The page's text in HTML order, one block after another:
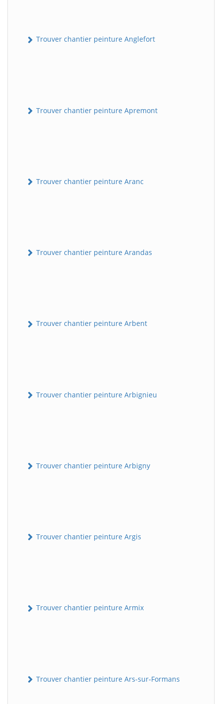
Trouver chantier peinture Anglefort
Trouver chantier peinture Apremont
Trouver chantier peinture Aranc
Trouver chantier peinture Arandas
Trouver chantier peinture Arbent
Trouver chantier peinture Arbignieu
Trouver chantier peinture Arbigny
Trouver chantier peinture Argis
Trouver chantier peinture Armix
Trouver chantier peinture Ars-sur-Formans